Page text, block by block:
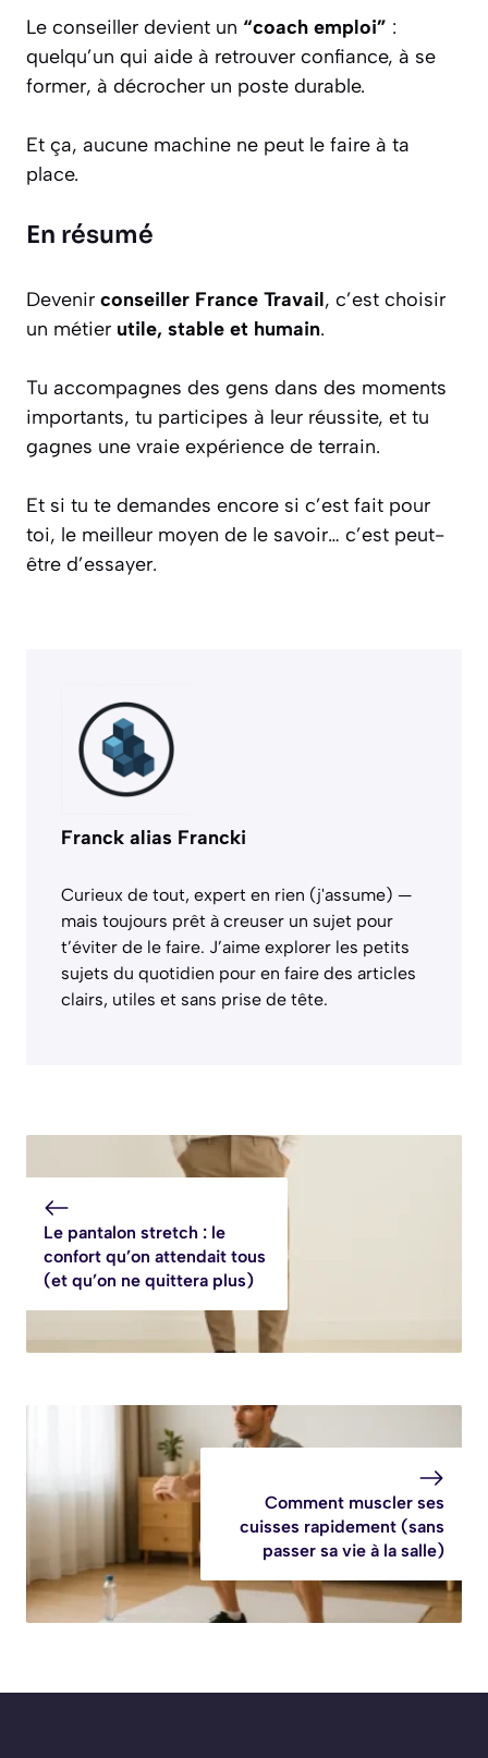
Le conseiller devient un “coach emploi” :
quelqu’un qui aide à retrouver confiance, à se
former, à décrocher un poste durable.
Et ça, aucune machine ne peut le faire à ta
place.
En résumé
Devenir conseiller France Travail, c’est choisir
un métier utile, stable et humain.
Tu accompagnes des gens dans des moments
importants, tu participes à leur réussite, et tu
gagnes une vraie expérience de terrain.
Et si tu te demandes encore si c’est fait pour
toi, le meilleur moyen de le savoir… c’est peut-
être d’essayer.
Franck alias Francki
Curieux de tout, expert en rien (j'assume) —
mais toujours prêt à creuser un sujet pour
t’éviter de le faire. J’aime explorer les petits
sujets du quotidien pour en faire des articles
clairs, utiles et sans prise de tête.
Le pantalon stretch : le
confort qu’on attendait tous
(et qu’on ne quittera plus)
Comment muscler ses
cuisses rapidement (sans
passer sa vie à la salle)